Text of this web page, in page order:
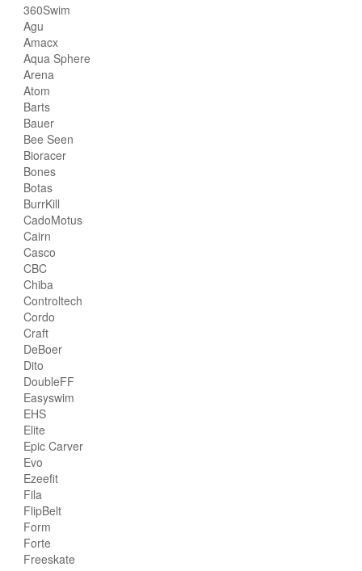
360Swim
Agu
Amacx
Aqua Sphere
Arena
Atom
Barts
Bauer
Bee Seen
Bioracer
Bones
Botas
BurrKill
CadoMotus
Cairn
Casco
CBC
Chiba
Controltech
Cordo
Craft
DeBoer
Dito
DoubleFF
Easyswim
EHS
Elite
Epic Carver
Evo
Ezeefit
Fila
FlipBelt
Form
Forte
Freeskate